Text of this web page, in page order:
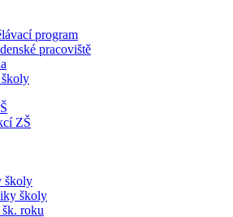
program
pracoviště
ZŠ
školy
školy
roku